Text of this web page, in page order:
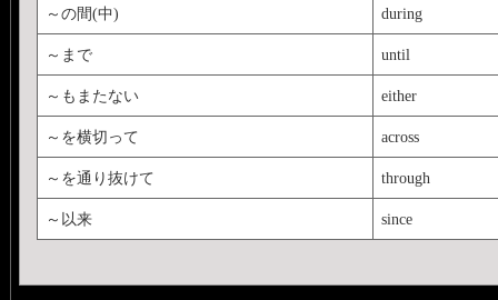
～の間(中) during
～まで until
～もまたない either
～を横切って across
～を通り抜けて through
～以来 since